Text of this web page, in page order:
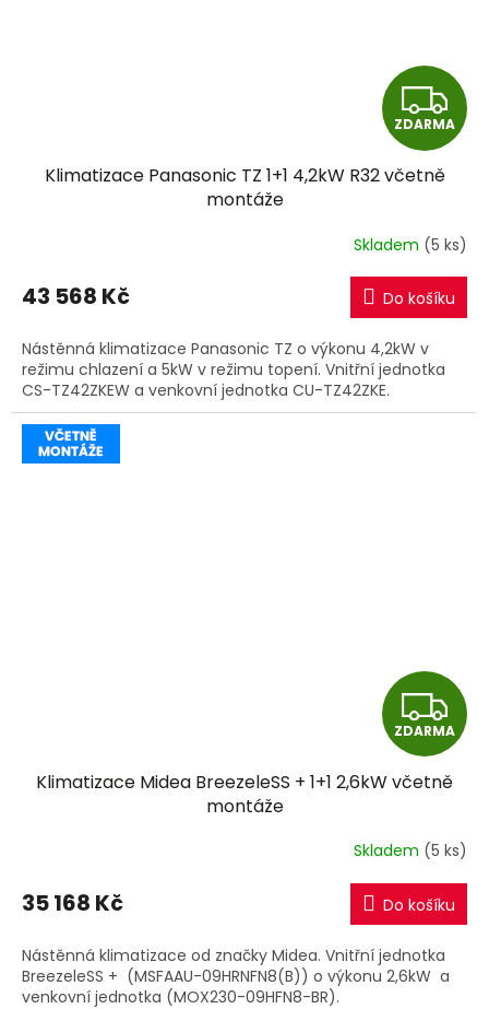
Z
D
R
M
A
ZDARMA
Klimatizace Panasonic TZ 1+1 4,2kW R32 včetně
montáže
Skladem (5 ks)
43 568 Kč Do košíku
Nástěnná klimatizace Panasonic TZ o výkonu 4,2kW v
režimu chlazení a 5kW v režimu topení. Vnitřní jednotka
CS-TZ42ZKEW a venkovní jednotka CU-TZ42ZKE.
Z
D
A
R
M
A
ZDARMA
Klimatizace Midea BreezeleSS + 1+1 2,6kW včetně
montáže
Skladem (5 ks)
35 168 Kč Do košíku
Nástěnná klimatizace od značky Midea. Vnitřní jednotka
BreezeleSS + (MSFAAU-09HRNFN8(B)) o výkonu 2,6kW a
venkovní jednotka (MOX230-09HFN8-BR).